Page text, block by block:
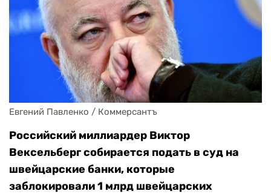
Евгений Павленко / Коммерсантъ
Российский миллиардер Виктор
Вексельберг собирается подать в суд на
швейцарские банки, которые
заблокировали 1 млрд швейцарских